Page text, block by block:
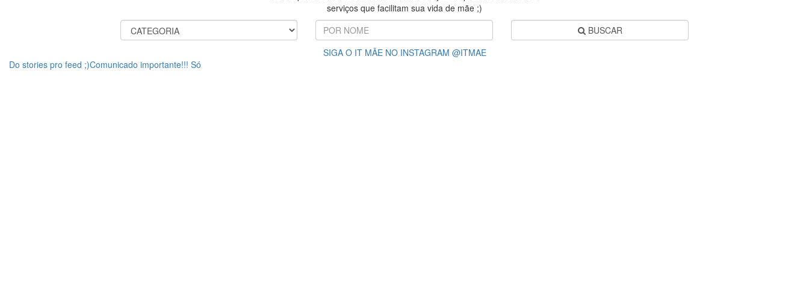
serviços que facilitam sua vida de mãe ;)
BUSCAR
SIGA O IT MÃE NO INSTAGRAM @ITMAE
Do stories pro feed ;)Comunicado importante!!! Só